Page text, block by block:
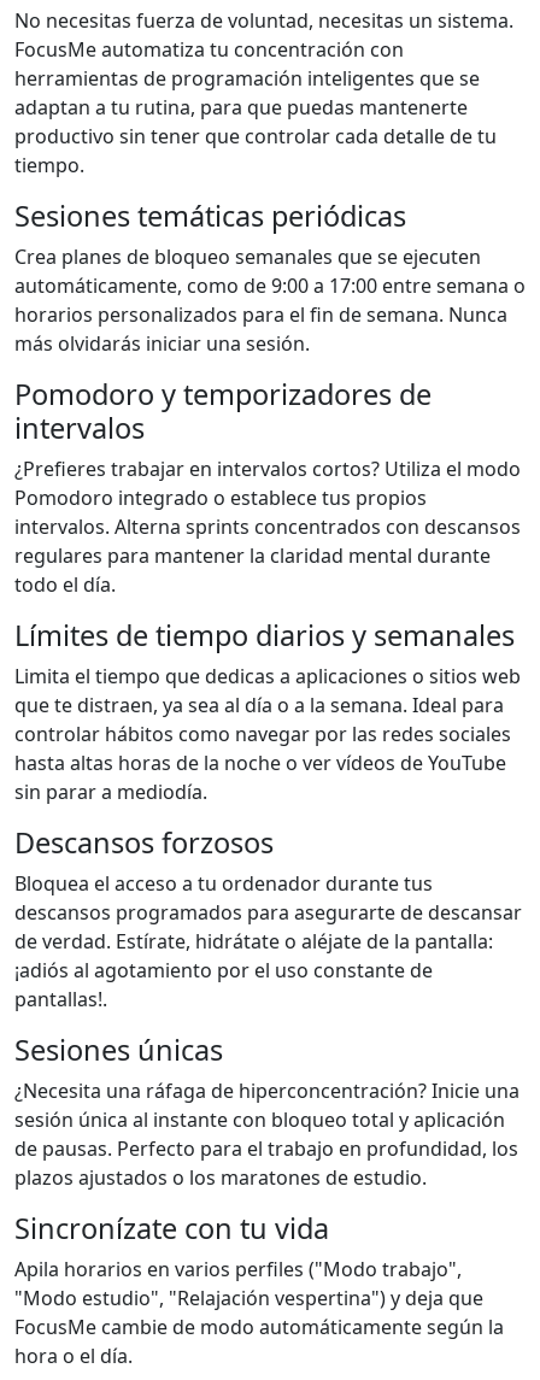
No necesitas fuerza de voluntad, necesitas un sistema.
FocusMe automatiza tu concentración con
herramientas de programación inteligentes que se
adaptan a tu rutina, para que puedas mantenerte
productivo sin tener que controlar cada detalle de tu
tiempo.
Sesiones temáticas periódicas
Crea planes de bloqueo semanales que se ejecuten
automáticamente, como de 9:00 a 17:00 entre semana o
horarios personalizados para el fin de semana. Nunca
más olvidarás iniciar una sesión.
Pomodoro y temporizadores de
intervalos
¿Prefieres trabajar en intervalos cortos? Utiliza el modo
Pomodoro integrado o establece tus propios
intervalos. Alterna sprints concentrados con descansos
regulares para mantener la claridad mental durante
todo el día.
Límites de tiempo diarios y semanales
Limita el tiempo que dedicas a aplicaciones o sitios web
que te distraen, ya sea al día o a la semana. Ideal para
controlar hábitos como navegar por las redes sociales
hasta altas horas de la noche o ver vídeos de YouTube
sin parar a mediodía.
Descansos forzosos
Bloquea el acceso a tu ordenador durante tus
descansos programados para asegurarte de descansar
de verdad. Estírate, hidrátate o aléjate de la pantalla:
¡adiós al agotamiento por el uso constante de
pantallas!.
Sesiones únicas
¿Necesita una ráfaga de hiperconcentración? Inicie una
sesión única al instante con bloqueo total y aplicación
de pausas. Perfecto para el trabajo en profundidad, los
plazos ajustados o los maratones de estudio.
Sincronízate con tu vida
Apila horarios en varios perfiles ("Modo trabajo",
"Modo estudio", "Relajación vespertina") y deja que
FocusMe cambie de modo automáticamente según la
hora o el día.